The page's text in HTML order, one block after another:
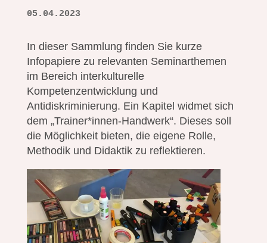
05.04.2023
In dieser Sammlung finden Sie kurze
Infopapiere zu relevanten Seminarthemen
im Bereich interkulturelle
Kompetenzentwicklung und
Antidiskriminierung. Ein Kapitel widmet sich
dem „Trainer*innen-Handwerk“. Dieses soll
die Möglichkeit bieten, die eigene Rolle,
Methodik und Didaktik zu reflektieren.